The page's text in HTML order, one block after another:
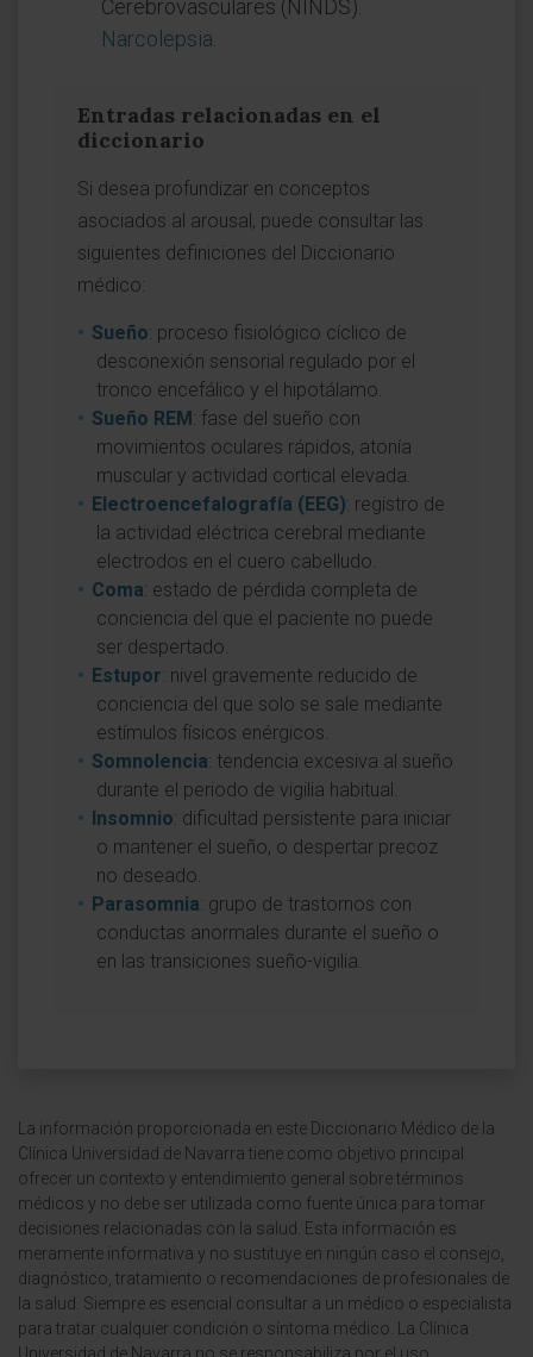
Cerebrovasculares (NINDS).
Narcolepsia
Entradas relacionadas en el
diccionario
Si desea profundizar en conceptos
asociados al arousal, puede consultar las
siguientes definiciones del Diccionario
médico:
Sueño: proceso fisiológico cíclico de
desconexión sensorial regulado por el
tronco encefálico y el hipotálamo.
Sueño REM: fase del sueño con
movimientos oculares rápidos, atonía
muscular y actividad cortical elevada.
Electroencefalografía (EEG): registro de
la actividad eléctrica cerebral mediante
electrodos en el cuero cabelludo.
Coma: estado de pérdida completa de
conciencia del que el paciente no puede
ser despertado.
Estupor: nivel gravemente reducido de
conciencia del que solo se sale mediante
estímulos físicos enérgicos.
Somnolencia: tendencia excesiva al sueño
durante el periodo de vigilia habitual.
Insomnio: dificultad persistente para iniciar
o mantener el sueño, o despertar precoz
no deseado.
Parasomnia: grupo de trastornos con
conductas anormales durante el sueño o
en las transiciones sueño-vigilia.
La información proporcionada en este Diccionario Médico de la
Clínica Universidad de Navarra tiene como objetivo principal
ofrecer un contexto y entendimiento general sobre términos
médicos y no debe ser utilizada como fuente única para tomar
decisiones relacionadas con la salud. Esta información es
meramente informativa y no sustituye en ningún caso el consejo,
diagnóstico, tratamiento o recomendaciones de profesionales de
la salud. Siempre es esencial consultar a un médico o especialista
para tratar cualquier condición o síntoma médico. La Clínica